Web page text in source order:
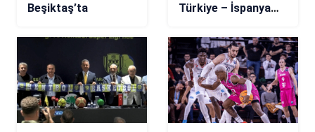
Beşiktaş’ta
Türkiye – İspanya